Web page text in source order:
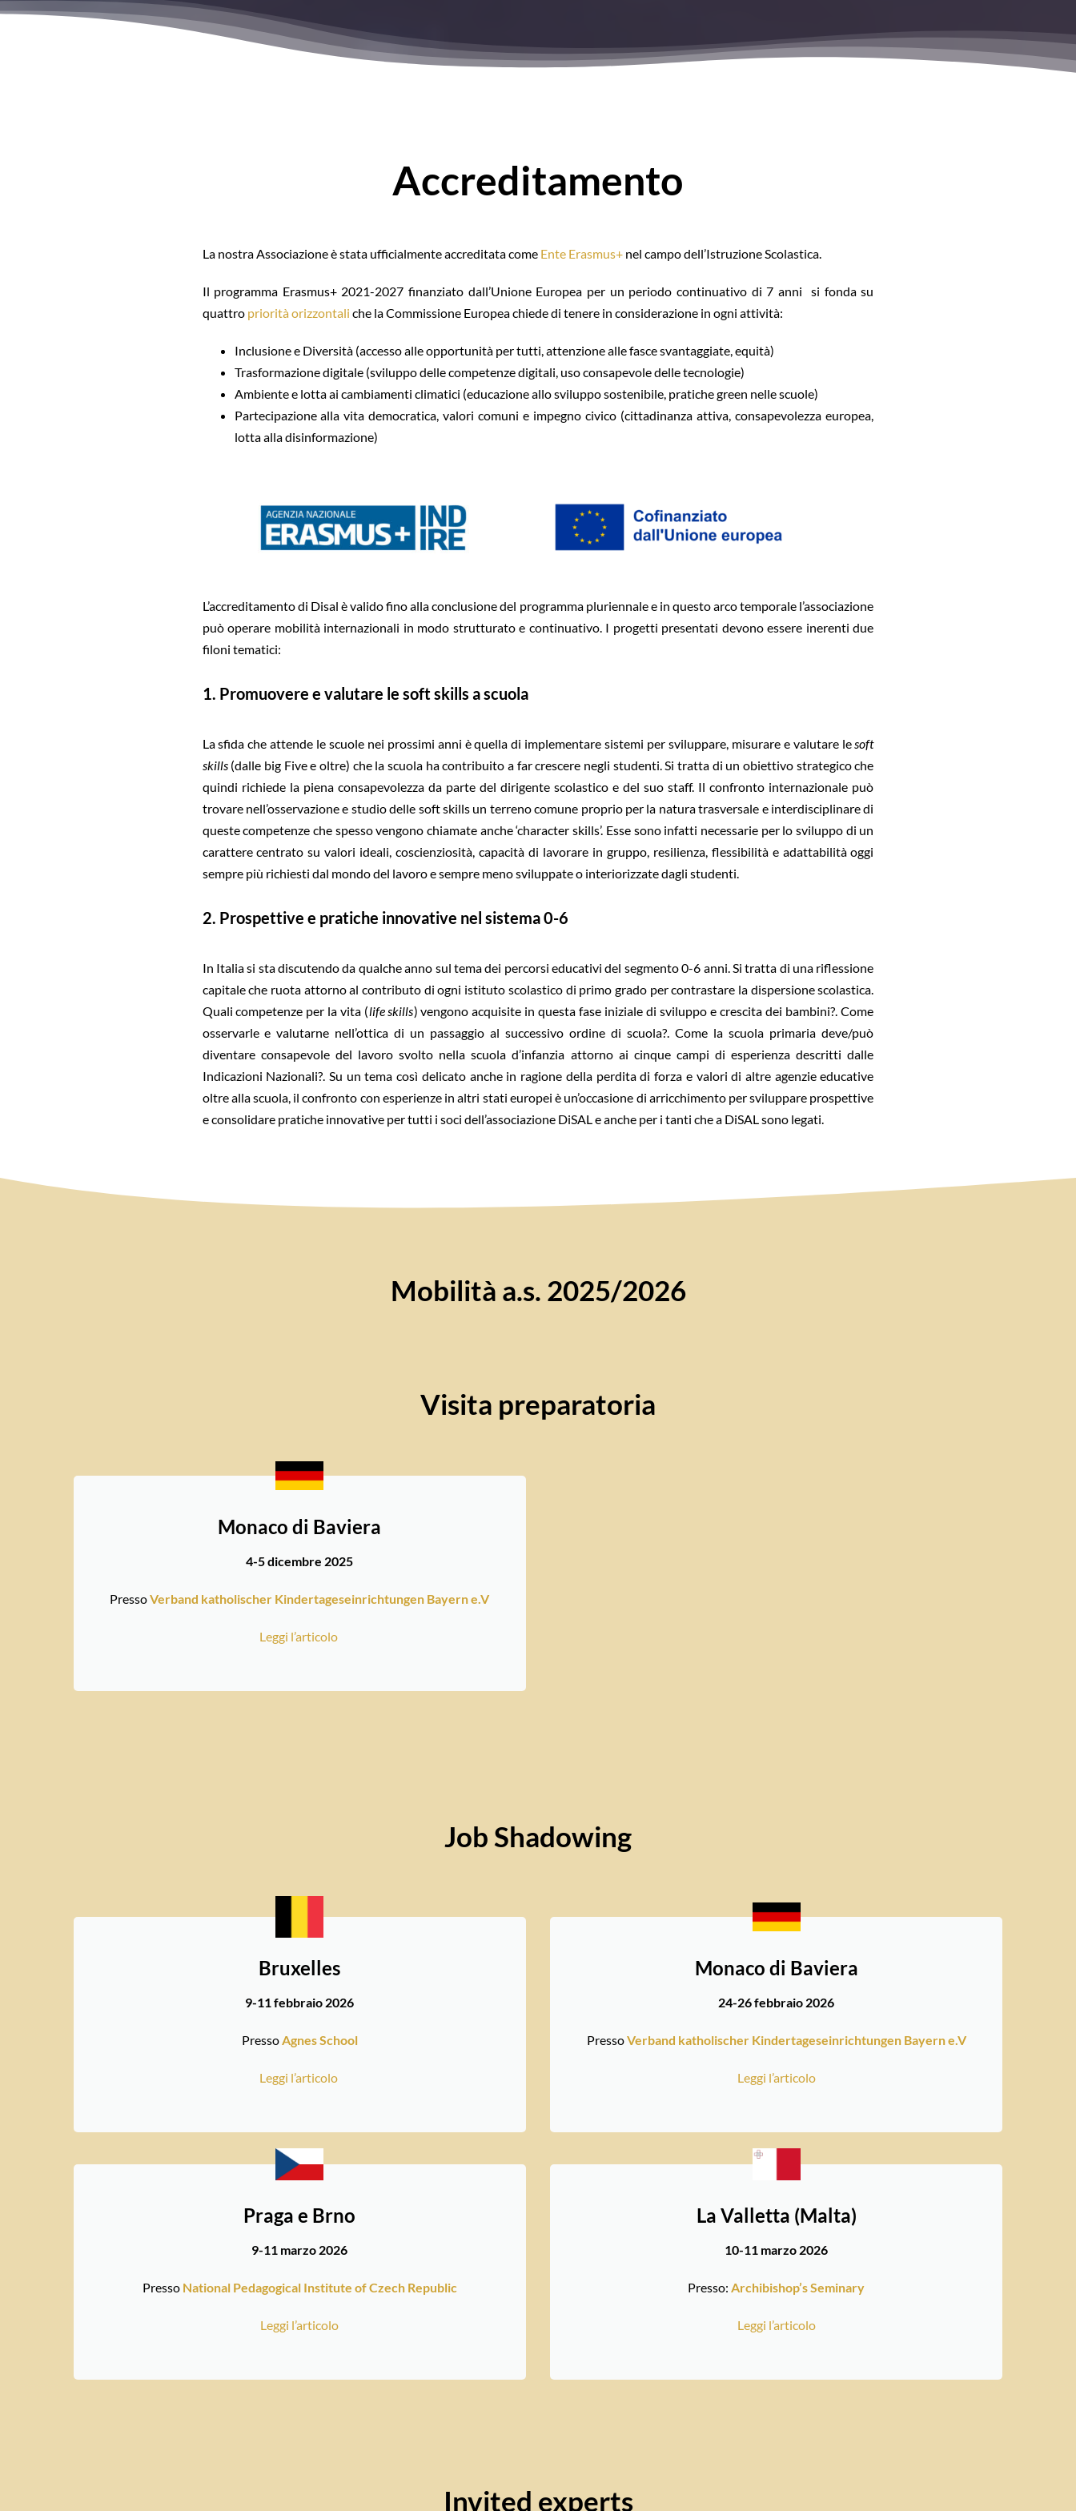
Accreditamento
La nostra Associazione è stata ufficialmente accreditata come Ente Erasmus+nel campo dell’Istruzione Scolastica.
Il programma Erasmus+ 2021-2027 finanziato dall’Unione Europea per un periodo continuativo di 7 anni si fonda su
quattro priorità orizzontali che la Commissione Europea chiede di tenere in considerazione in ogni attività:
Inclusione e Diversità (accesso alle opportunità per tutti, attenzione alle fasce svantaggiate, equità)
Trasformazione digitale (sviluppo delle competenze digitali, uso consapevole delle tecnologie)
Ambiente e lotta ai cambiamenti climatici (educazione allo sviluppo sostenibile, pratiche green nelle scuole)
Partecipazione alla vita democratica, valori comuni e impegno civico (cittadinanza attiva, consapevolezza europea,
lotta alla disinformazione)
L’accreditamento di Disal è valido fino alla conclusione del programma pluriennale e in questo arco temporale l’associazione
può operare mobilità internazionali in modo strutturato e continuativo. I progetti presentati devono essere inerenti due
filoni tematici:
1. Promuovere e valutare le soft skills a scuola
La sfida che attende le scuole nei prossimi anni è quella di implementare sistemi per sviluppare, misurare e valutare lesoft
skills(dalle big Five e oltre) che la scuola ha contribuito a far crescere negli studenti. Si tratta di un obiettivo strategico che
quindi richiede la piena consapevolezza da parte del dirigente scolastico e del suo staff. Il confronto internazionale può
trovare nell’osservazione e studio delle soft skills un terreno comune proprio per la natura trasversale e interdisciplinare di
queste competenze che spesso vengono chiamate anche ‘character skills’. Esse sono infatti necessarie per lo sviluppo di un
carattere centrato su valori ideali, coscienziosità, capacità di lavorare in gruppo, resilienza, flessibilità e adattabilità oggi
sempre più richiesti dal mondo del lavoro e sempre meno sviluppate o interiorizzate dagli studenti.
2. Prospettive e pratiche innovative nel sistema 0-6
In Italia si sta discutendo da qualche anno sul tema dei percorsi educativi del segmento 0-6 anni. Si tratta di una riflessione
capitale che ruota attorno al contributo di ogni istituto scolastico di primo grado per contrastare la dispersione scolastica.
Quali competenze per la vita (life skills) vengono acquisite in questa fase iniziale di sviluppo e crescita dei bambini?. Come
osservarle e valutarne nell’ottica di un passaggio al successivo ordine di scuola?. Come la scuola primaria deve/può
diventare consapevole del lavoro svolto nella scuola d’infanzia attorno ai cinque campi di esperienza descritti dalle
Indicazioni Nazionali?. Su un tema così delicato anche in ragione della perdita di forza e valori di altre agenzie educative
oltre alla scuola, il confronto con esperienze in altri stati europei è un’occasione di arricchimento per sviluppare prospettive
e consolidare pratiche innovative per tutti i soci dell’associazione DiSAL e anche per i tanti che a DiSAL sono legati.
Mobilità a.s. 2025/2026
Visita preparatoria
Monaco di Baviera
4-5 dicembre 2025
PressoVerband katholischer Kindertageseinrichtungen Bayern e.V
Leggi l’articolo
Job Shadowing
Bruxelles
9-11 febbraio 2026
Presso Agnes School
Leggi l’articolo
Monaco di Baviera
24-26 febbraio 2026
PressoVerband katholischer Kindertageseinrichtungen Bayern e.V
Leggi l’articolo
Praga e Brno
9-11 marzo 2026
Presso National Pedagogical Institute of Czech Republic
Leggi l’articolo
La Valletta (Malta)
10-11 marzo 2026
Presso: Archibishop’s Seminary
Leggi l’articolo
Invited experts